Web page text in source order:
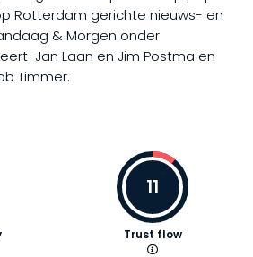
Rotterdam gerichte nieuws- en
& Morgen onder
Jan Laan en Jim Postma en
Timmer.
11
Trust flow